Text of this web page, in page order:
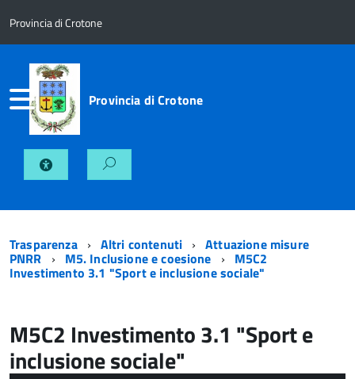
Provincia di Crotone
Provincia di Crotone
Trasparenza Altri contenuti Attuazione misure
PNRR M5. Inclusione e coesione M5C2
Investimento 3.1 "Sport e inclusione sociale"
M5C2 Investimento 3.1 "Sport e
inclusione sociale"